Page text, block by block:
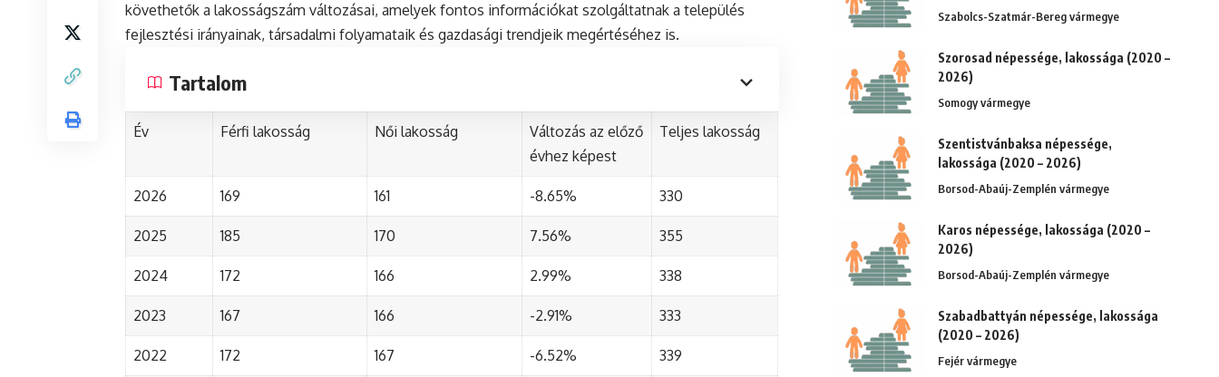
követhetők a lakosságszám változásai, amelyek fontos információkat szolgáltatnak a település
fejlesztési irányainak, társadalmi folyamataik és gazdasági trendjeik megértéséhez is.
Tartalom
Év Férfi lakosság Női lakosság
Változás az előző
évhez képest
Teljes lakosság
2026 169 161 -8.65% 330
2025 185 170 7.56% 355
2024 172 166 2.99% 338
2023 167 166 -2.91% 333
2022 172 167 -6.52% 339
Szabolcs-Szatmár-Bereg vármegye
Szorosad népessége, lakossága (2020 –
2026)
Somogy vármegye
Szentistvánbaksa népessége,
lakossága (2020 – 2026)
Borsod-Abaúj-Zemplén vármegye
Karos népessége, lakossága (2020 –
2026)
Borsod-Abaúj-Zemplén vármegye
Szabadbattyán népessége, lakossága
(2020 – 2026)
Fejér vármegye